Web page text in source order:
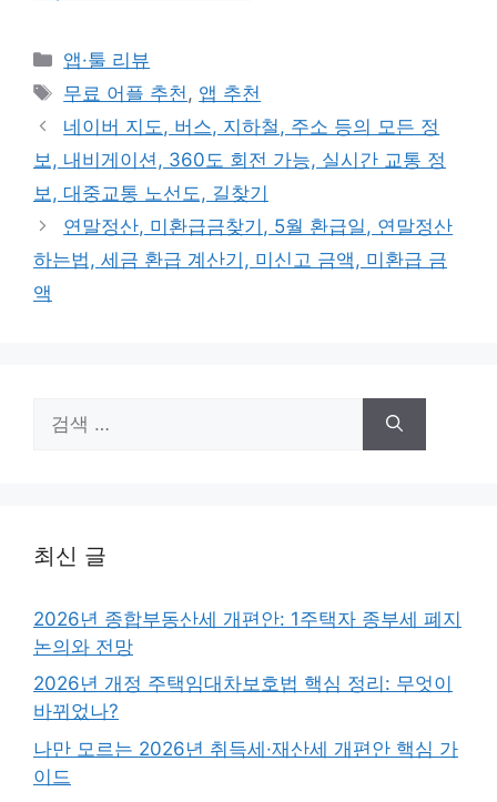
카
테
고
리
앱·툴 리뷰
태
그
무료 어플 추천 , 앱 추천
네이버 지도, 버스, 지하철, 주소 등의 모든 정
보, 내비게이션, 360도 회전 가능, 실시간 교통 정
보, 대중교통 노선도, 길찾기
연말정산, 미환급금찾기, 5월 환급일, 연말정산
하는법, 세금 환급 계산기, 미신고 금액, 미환급 금
액
색:
최신 글
2026년 종합부동산세 개편안: 1주택자 종부세 폐지
논의와 전망
2026년 개정 주택임대차보호법 핵심 정리: 무엇이
바뀌었나?
나만 모르는 2026년 취득세·재산세 개편안 핵심 가
이드